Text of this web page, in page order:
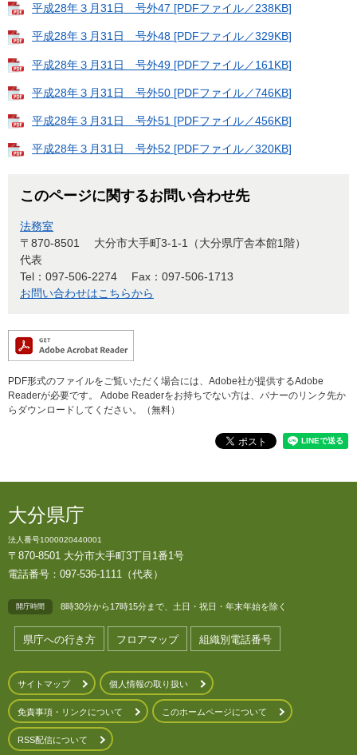
平成28年３月31日 号外47 [PDFファイル／238KB]
平成28年３月31日 号外48 [PDFファイル／329KB]
平成28年３月31日 号外49 [PDFファイル／161KB]
平成28年３月31日 号外50 [PDFファイル／746KB]
平成28年３月31日 号外51 [PDFファイル／456KB]
平成28年３月31日 号外52 [PDFファイル／320KB]
このページに関するお問い合わせ先
法務室
〒870-8501
大分市大手町3-1-1（大分県庁舎本館1階）
代表
Tel：097-506-2274
Fax：097-506-1713
お問い合わせはこちらから
PDF形式のファイルをご覧いただく場合には、Adobe社が提供するAdobe
Readerが必要です。
Adobe Readerをお持ちでない方は、バナーのリンク先か
らダウンロードしてください。（無料）
大分県庁
法人番号1000020440001
〒870-8501 大分市大手町3丁目1番1号
電話番号：097-536-1111（代表）
開庁時間 8時30分から17時15分まで、土日・祝日・年末年始を除く
県庁への行き方 フロアマップ 組織別電話番号
サイトマップ 個人情報の取り扱い
免責事項・リンクについて このホームページについて
RSS配信について